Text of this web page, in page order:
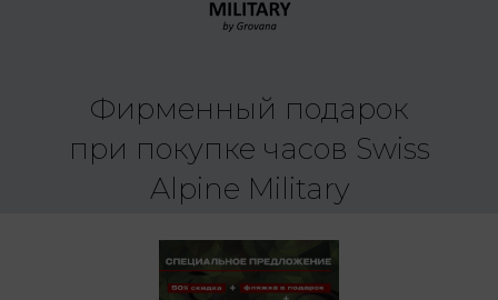
Фирменный подарок
при покупке часов Swiss
Alpine Military